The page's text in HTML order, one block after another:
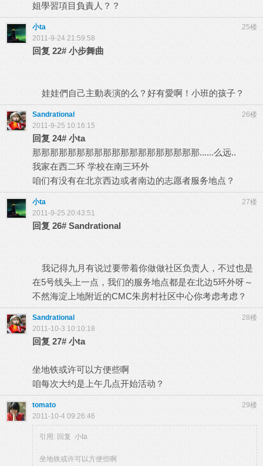
姐學習項目負責人？？
25楼
小ta
2011-9-24 21:59:58
回复 22# 小步舞曲
娃娃們自己主動表演的么？好有愛啊！小班的孩子？
26楼
Sandrational
2011-9-25 10:16:15
回复 24# 小ta
那那那那那那那那那那那那那那那那那那那......么远..
我家在西二环 学校在南三环外
咱们有没有在北京西边或者南边的志愿者服务地点？
27楼
小ta
2011-9-25 20:43:51
回复 26# Sandrational
我记得九月有说过要带着你做做社区负责人，不过也是
在5号线头上一点，我们的服务地点都是在北边5环外呀～
不然海淀上地附近的CMC朱房村社区中心你考虑考虑？
28楼
Sandrational
2011-10-3 10:10:18
回复 27# 小ta
坐地铁或许可以方便些啊
咱每次大约是上午几点开始活动？
29楼
tomato
2011-10-4 09:26:46
引用: 回复 小ta
坐地铁或许可以方便些啊